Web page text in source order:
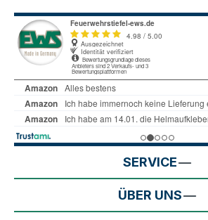
SERVICE
ÜBER UNS